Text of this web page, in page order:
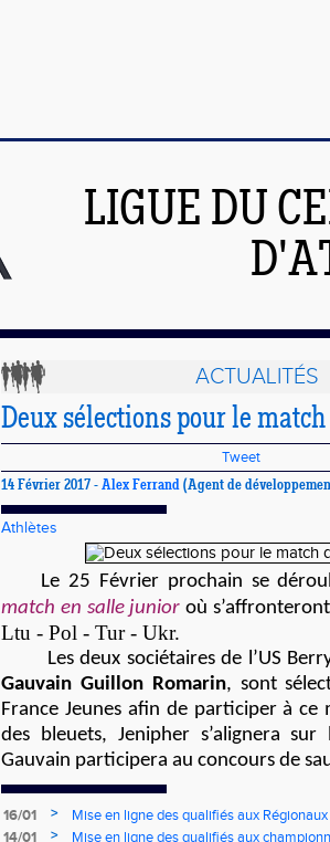
LIGUE DU
ACTUALITÉS
Deux sélections pour le
Tweet
14 Février 2017 - Alex Ferrand (Agent de
Athlètes
Le 25 Février prochain se
match en salle junior où
Ltu - Pol - Tur - Ukr.
Les deux sociétaires de l’US
Gauvain Guillon Romarin, sont
France Jeunes afin de participer à ce
des bleuets, Jenipher s’alignera
Gauvain participera au concours de
16/01 >
Mise en ligne des qualifiés aux
14/01
>
Mise en ligne des qualifiés aux